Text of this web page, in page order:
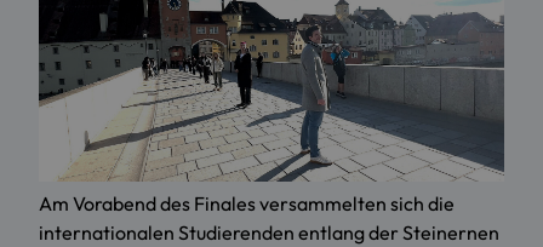
Am Vorabend des Finales versammelten sich die
internationalen Studierenden entlang der Steinernen